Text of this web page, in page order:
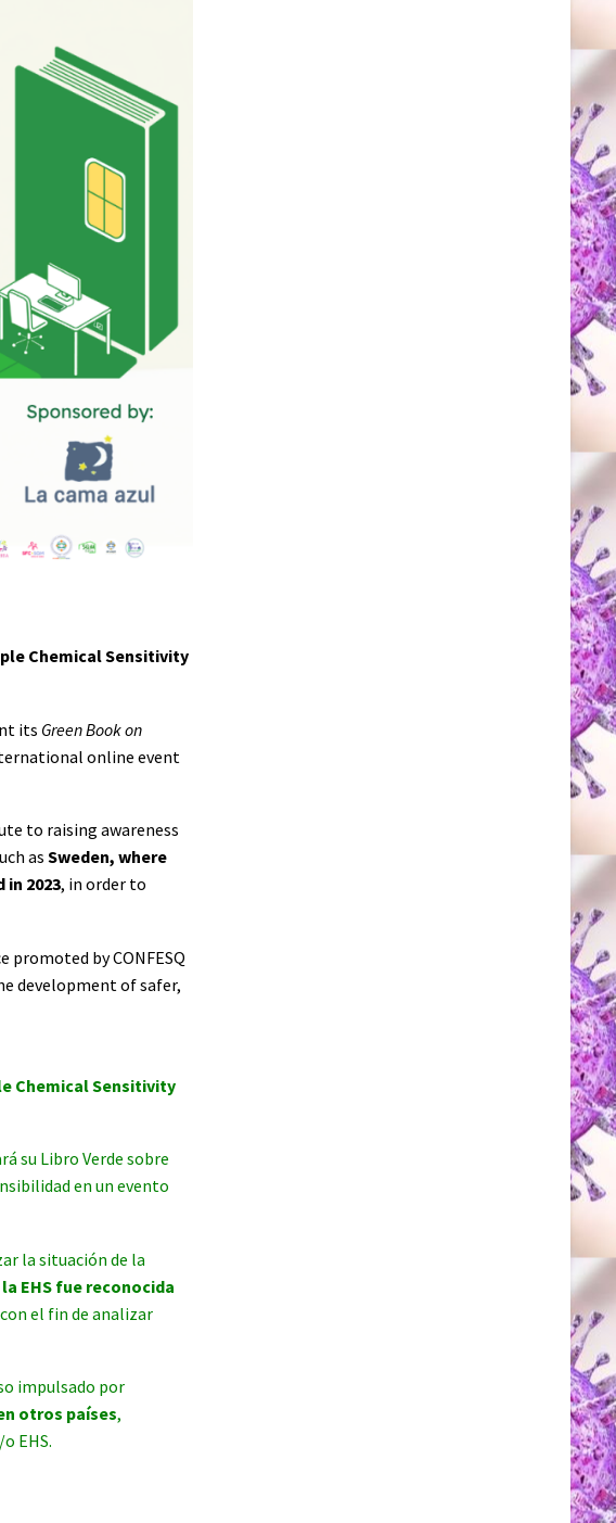
Chemical Sensitivity
its Green Book on
online event
to raising awareness
as Sweden, where
2023, in order to
promoted by CONFESQ
development of safer,
Chemical Sensitivity
su Libro Verde sobre
en un evento
la situación de la
EHS fue reconocida
el fin de analizar
impulsado por
otros países,
EHS.